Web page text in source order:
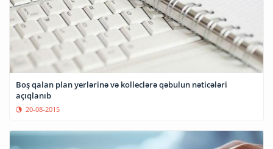
Boş qalan plan yerlərinə və kolleclərə qəbulun nəticələri
açıqlanıb
20-08-2015